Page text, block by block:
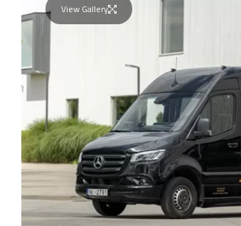
View Gallery